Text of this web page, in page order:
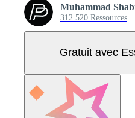
Muhammad
312 520 Ressources
Gratuit avec